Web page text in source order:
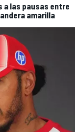
a las pausas entre
amarilla